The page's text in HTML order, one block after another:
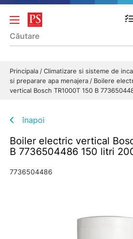
Principala Climatizare si sisteme de
si preparare apa menajera
Boilere
vertical Bosch TR1000T 150 B
înapoi
Boiler electric vertical
B 7736504486 150 litri
7736504486